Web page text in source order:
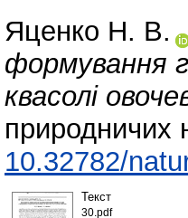
Яценко Н. В.
формування
квасолі
10.32782/
Текст
30.pdf